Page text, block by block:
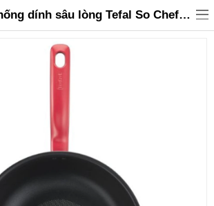
Chảo chiên chống dính sâu lòng Tefal So Chef đường kính 28cm - G1358695 - 499,000 | Sanhangre